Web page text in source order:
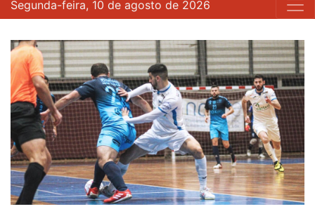
Segunda-feira, 10 de agosto de 2026